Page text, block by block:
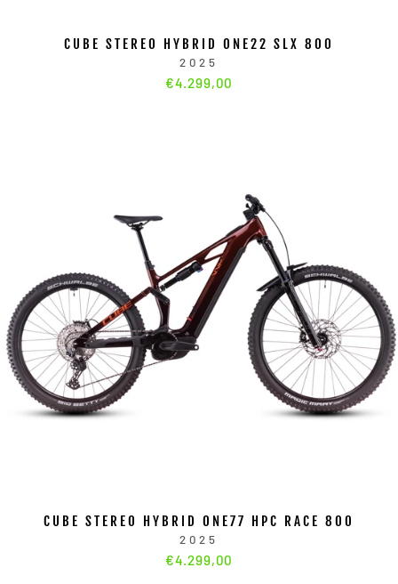
CUBE STEREO HYBRID ONE22 SLX 800
2025
€4.299,00
CUBE STEREO HYBRID ONE77 HPC RACE 800
2025
€4.299,00